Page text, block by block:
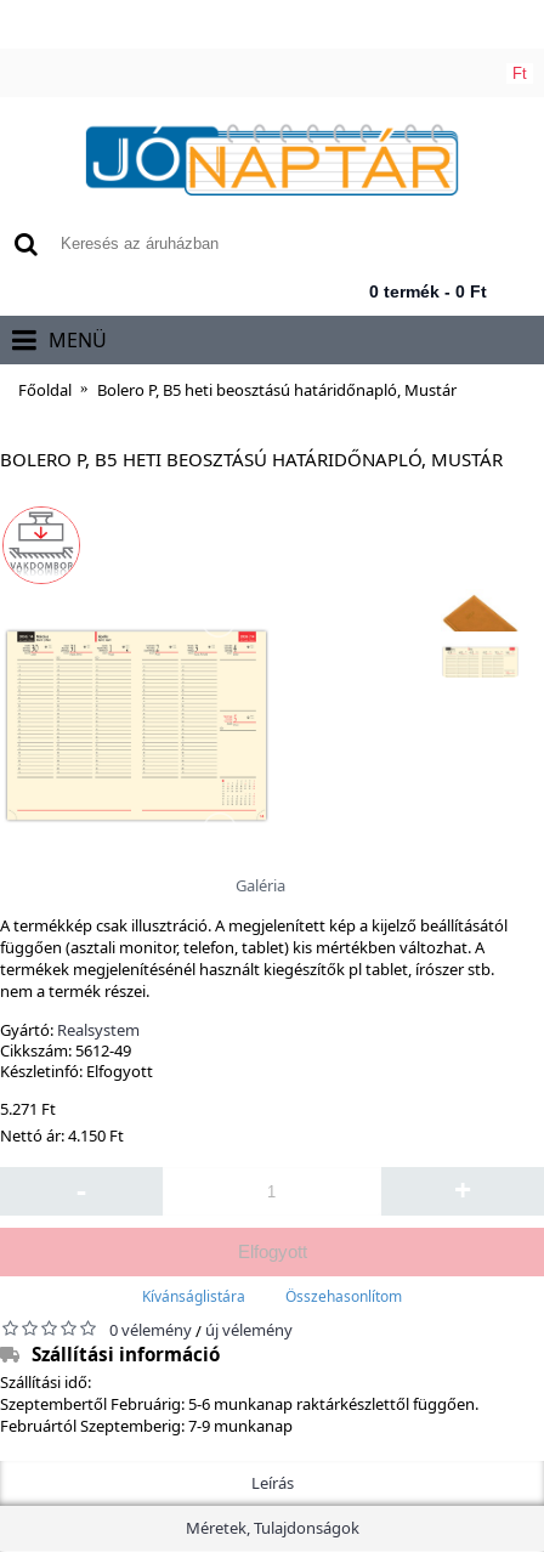
Ft
0 termék - 0 Ft
MENÜ
Főoldal Bolero P, B5 heti beosztású határidőnapló, Mustár
BOLERO P, B5 HETI BEOSZTÁSÚ HATÁRIDŐNAPLÓ, MUSTÁR
Galéria
A termékkép csak illusztráció. A megjelenített kép a kijelző beállításától
függően (asztali monitor, telefon, tablet) kis mértékben változhat. A
termékek megjelenítésénél használt kiegészítők pl tablet, írószer stb.
nem a termék részei.
Gyártó: Realsystem
Cikkszám:5612-49
Készletinfó: Elfogyott
5.271 Ft
Nettó ár: 4.150 Ft
- +
Elfogyott
Kívánságlistára Összehasonlítom
0 vélemény/ új vélemény
Szállítási információ
Szállítási idő:
Szeptembertől Februárig: 5-6 munkanap raktárkészlettől függően.
Februártól Szeptemberig: 7-9 munkanap
Leírás
Méretek, Tulajdonságok